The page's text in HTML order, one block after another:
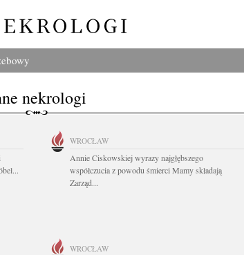
nekrologi
WROCŁAW
Annie Ciskowskiej wyrazy najgłębszego
współczucia z powodu śmierci Mamy składają
Zarząd...
WROCŁAW